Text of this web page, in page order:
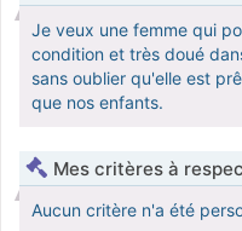
Je veux une femme qui
condition et très doué
sans oublier qu'elle est
que nos enfants.
Mes critères à
Aucun critère n'a été